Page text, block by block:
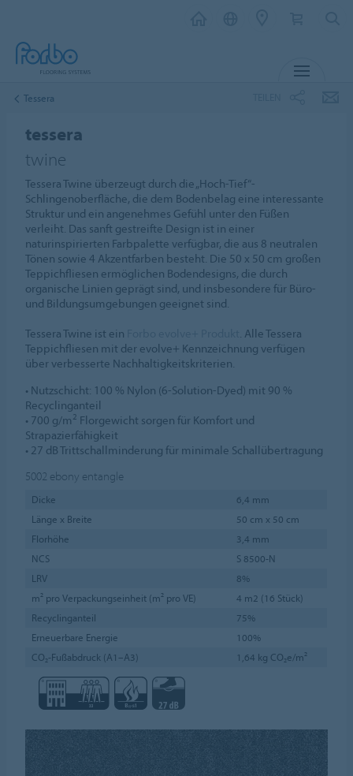
Tessera
tessera
twine
Tessera Twine überzeugt durch die „Hoch-Tief“-
Schlingenoberfläche, die dem Bodenbelag eine interessante
Struktur und ein angenehmes Gefühl unter den Füßen
verleiht. Das sanft gestreifte Design ist in einer
naturinspirierten Farbpalette verfügbar, die aus 8 neutralen
Tönen sowie 4 Akzentfarben besteht. Die 50 x 50 cm großen
Teppichfliesen ermöglichen Bodendesigns, die durch
organische Linien geprägt sind, und insbesondere für Büro-
und Bildungsumgebungen geeignet sind.
Tessera Twine ist ein
. Alle Tessera
Teppichfliesen mit der evolve+ Kennzeichnung verfügen
über verbesserte Nachhaltigkeitskriterien.
• Nutzschicht: 100 % Nylon (6-Solution-Dyed) mit 90 %
Recyclinganteil
• 700 g/m 2 Florgewicht sorgen für Komfort und
Strapazierfähigkeit
• 27 dB Trittschallminderung für minimale Schallübertragung
5002 ebony entangle
Dicke
6,4 mm
Länge x Breite
50 cm x 50 cm
Florhöhe
3,4 mm
NCS
S 8500-N
LRV
8%
m² pro Verpackungseinheit (m² pro VE)
4 m2 (16 Stück)
Recyclinganteil
75%
Erneuerbare Energie
100%
CO₂-Fußabdruck (A1–A3)
1,64 kg CO₂e/m²